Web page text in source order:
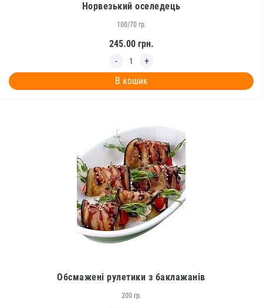
Норвезький оселедець
100/70 гр.
245.00грн.
В кошик
Обсмажені рулетики з баклажанів
200 гр.